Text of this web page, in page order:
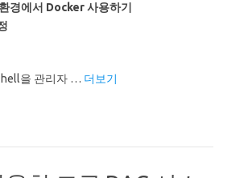
경에서 Docker 사용하기
을 관리자 … 더보기